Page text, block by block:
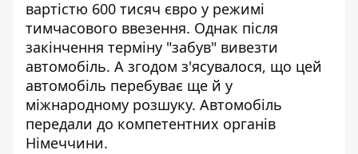
вартістю 600 тисяч євро у режимі
тимчасового ввезення. Однак після
закінчення терміну "забув" вивезти
автомобіль. А згодом з'ясувалося, що цей
автомобіль перебуває ще й у
міжнародному розшуку. Автомобіль
передали до компетентних органів
Німеччини.